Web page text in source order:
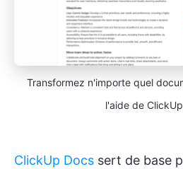
Transformez n'importe quel
l'aide de
ClickUp Docs sert de base